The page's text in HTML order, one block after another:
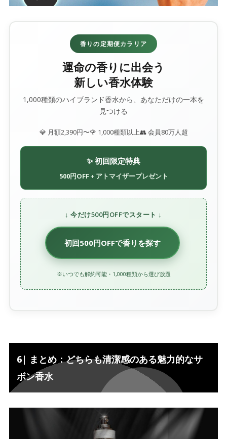
香りの定期便カラリア
運命の香りに出会う
新しい香水体験
1,000種類のハイブランド香水から、あなただけの一本を
見つける
💎 月額2,390円〜🌹 1,000種類以上👥 会員80万人超
✨ 初回限定特典
500円OFF+ アトマイザープレゼント
↓ 今だけ500円OFFでスタート ↓
初回500円OFFで香りを探す
※いつでも解約可能・1,000種類から選び放題
6| まとめ：どちらも清潔感のある魅力的なサ
ボン香水